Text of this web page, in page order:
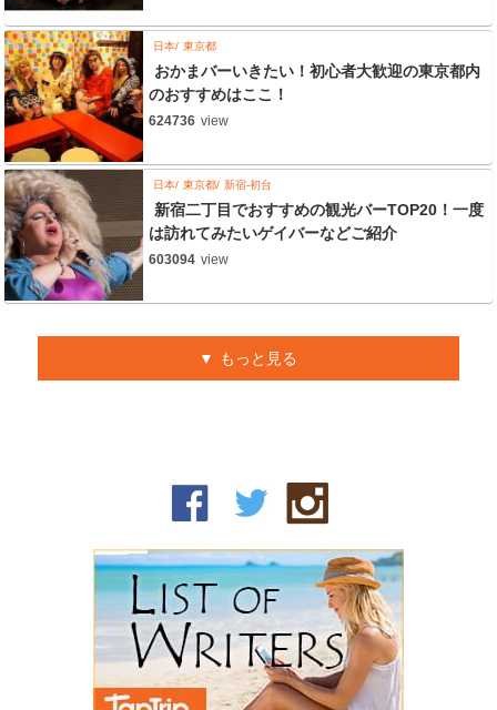
日本 東京都
おかまバーいきたい！初心者大歓迎の東京都内
のおすすめはここ！
624736 view
日本 東京都 新宿-初台
新宿二丁目でおすすめの観光バーTOP20！一度
は訪れてみたいゲイバーなどご紹介
603094 view
もっと見る